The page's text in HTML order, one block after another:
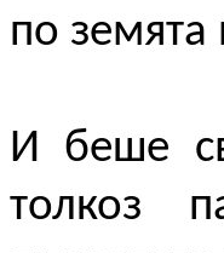
по земята
И беше
толкоз